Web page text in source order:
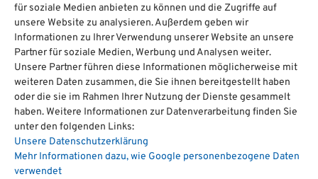
SOCIAL
Chat starten
hat4,74
von5
Über1700Bewertungen auf ProvenExpert.com
für soziale Medien anbieten zu können und die Zugriffe auf
unsere Website zu analysieren. Außerdem geben wir
Informationen zu Ihrer Verwendung unserer Website an unsere
Partner für soziale Medien, Werbung und Analysen weiter.
Unsere Partner führen diese Informationen möglicherweise mit
weiteren Daten zusammen, die Sie ihnen bereitgestellt haben
oder die sie im Rahmen Ihrer Nutzung der Dienste gesammelt
haben. Weitere Informationen zur Datenverarbeitung finden Sie
unter den folgenden Links:
Unsere Datenschutzerklärung
Mehr Informationen dazu, wie Google personenbezogene Daten
verwendet